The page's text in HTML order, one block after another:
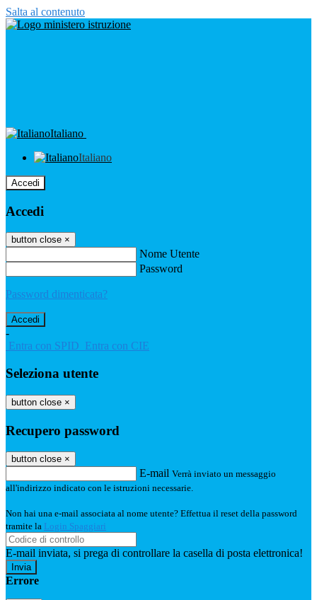
Salta al contenuto
Italiano
Italiano
Accedi
Accedi
button close ×
Nome Utente
Password
Password dimenticata?
-
Entra con SPID Entra con CIE
Seleziona utente
button close ×
Recupero password
button close ×
E-mail Verrà inviato un messaggio
all'indirizzo indicato con le istruzioni necessarie.
Non hai una e-mail associata al nome utente? Effettua il reset della password
tramite la Login Spaggiari
E-mail inviata, si prega di controllare la casella di posta elettronica!
Errore